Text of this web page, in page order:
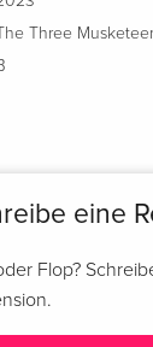
The Three
eine
Flop?